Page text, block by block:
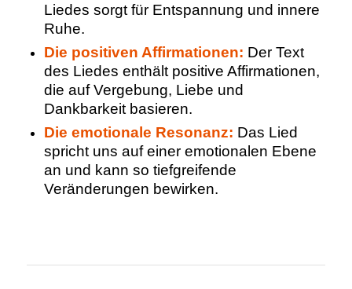
Liedes sorgt für Entspannung und innere
Ruhe.
Die positiven Affirmationen: Der Text
des Liedes enthält positive Affirmationen,
die auf Vergebung, Liebe und
Dankbarkeit basieren.
Die emotionale Resonanz: Das Lied
spricht uns auf einer emotionalen Ebene
an und kann so tiefgreifende
Veränderungen bewirken.